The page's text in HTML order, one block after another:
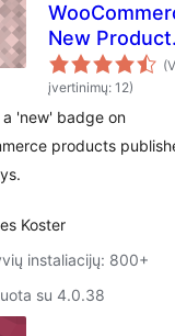
New Product
Badge
įvertinimų: 12)
a 'new' badge on
products
Koster
instaliacijų: 800+
su 4.0.38